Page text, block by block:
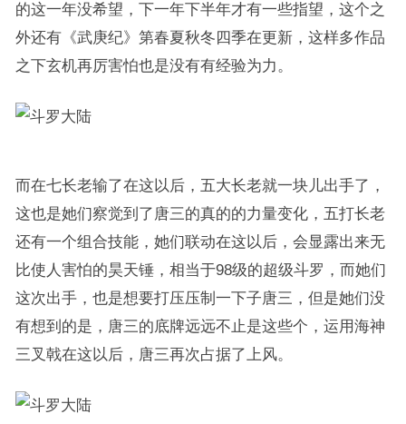
的这一年没希望，下一年下半年才有一些指望，这个之
外还有《武庚纪》第春夏秋冬四季在更新，这样多作品
之下玄机再厉害怕也是没有有经验为力。
而在七长老输了在这以后，五大长老就一块儿出手了，
这也是她们察觉到了唐三的真的的力量变化，五打长老
还有一个组合技能，她们联动在这以后，会显露出来无
比使人害怕的昊天锤，相当于98级的超级斗罗，而她们
这次出手，也是想要打压压制一下子唐三，但是她们没
有想到的是，唐三的底牌远远不止是这些个，运用海神
三叉戟在这以后，唐三再次占据了上风。